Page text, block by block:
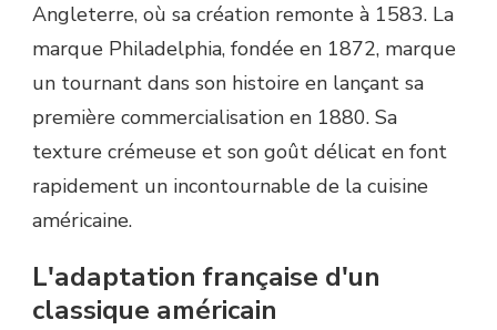
Angleterre, où sa création remonte à 1583. La
marque Philadelphia, fondée en 1872, marque
un tournant dans son histoire en lançant sa
première commercialisation en 1880. Sa
texture crémeuse et son goût délicat en font
rapidement un incontournable de la cuisine
américaine.
L'adaptation française d'un
classique américain